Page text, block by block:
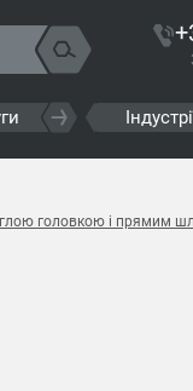
головкою і прямим